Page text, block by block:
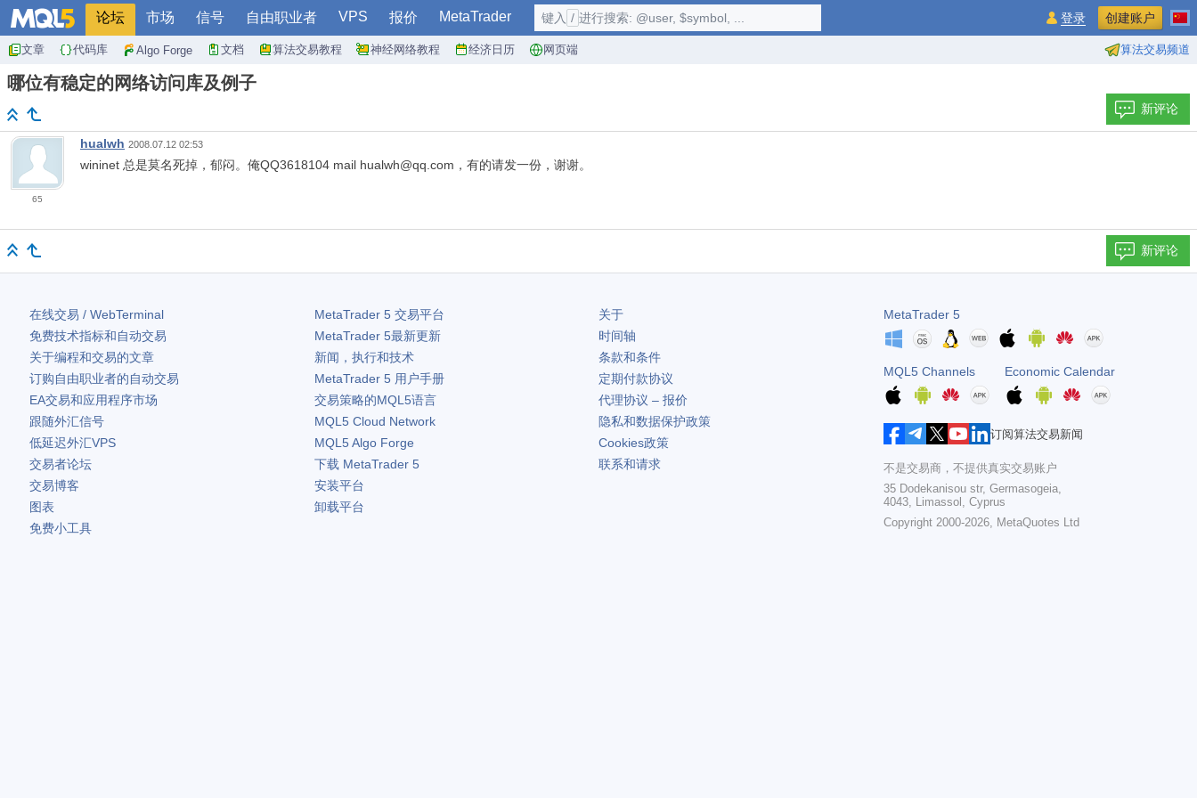
论坛 市场 信号 自由职业者 VPS 报价 MetaTrader
文章 代码库 Algo Forge 文档 算法交易教程 神经网络教程 经济日历 网页端 算法交易频道
键入 / 进行搜索: @user, $symbol, ... 登录 创建账户
哪位有稳定的网络访问库及例子
新评论
65
hualwh 2008.07.12 02:53
wininet 总是莫名死掉，郁闷。俺QQ3618104 mail hualwh@qq.com，有的请发一份，谢谢。
新评论
在线交易 / WebTerminal
免费技术指标和自动交易
关于编程和交易的文章
订购自由职业者的自动交易
EA交易和应用程序市场
跟随外汇信号
低延迟外汇VPS
交易者论坛
交易博客
图表
免费小工具
MetaTrader 5交易平台
MetaTrader 5最新更新
新闻，执行和技术
MetaTrader 5用户手册
交易策略的MQL5语言
MQL5 Cloud Network
MQL5 Algo Forge
下载 MetaTrader 5
安装平台
卸载平台
关于
时间轴
条款和条件
定期付款协议
代理协议 – 报价
隐私和数据保护政策
Cookies政策
联系和请求
MetaTrader 5
MQL5 Channels Economic Calendar
订阅算法交易新闻
不是交易商，不提供真实交易账户
35 Dodekanisou str, Germasogeia,
4043, Limassol, Cyprus
Copyright 2000-2026, MetaQuotes Ltd